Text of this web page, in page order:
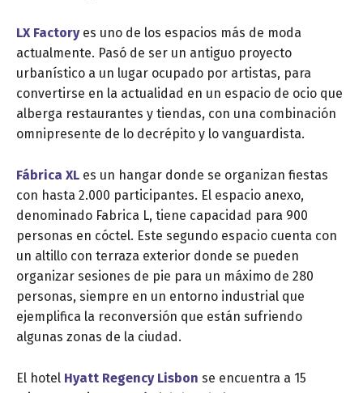
LX Factoryes uno de los espacios más de moda
actualmente. Pasó de ser un antiguo proyecto
urbanístico a un lugar ocupado por artistas, para
convertirse en la actualidad en un espacio de ocio que
alberga restaurantes y tiendas, con una combinación
omnipresente de lo decrépito y lo vanguardista.
Fábrica XL es un hangar donde se organizan fiestas
con hasta 2.000 participantes. El espacio anexo,
denominado Fabrica L, tiene capacidad para 900
personas en cóctel. Este segundo espacio cuenta con
un altillo con terraza exterior donde se pueden
organizar sesiones de pie para un máximo de 280
personas, siempre en un entorno industrial que
ejemplifica la reconversión que están sufriendo
algunas zonas de la ciudad.
El hotel Hyatt Regency Lisbon se encuentra a 15